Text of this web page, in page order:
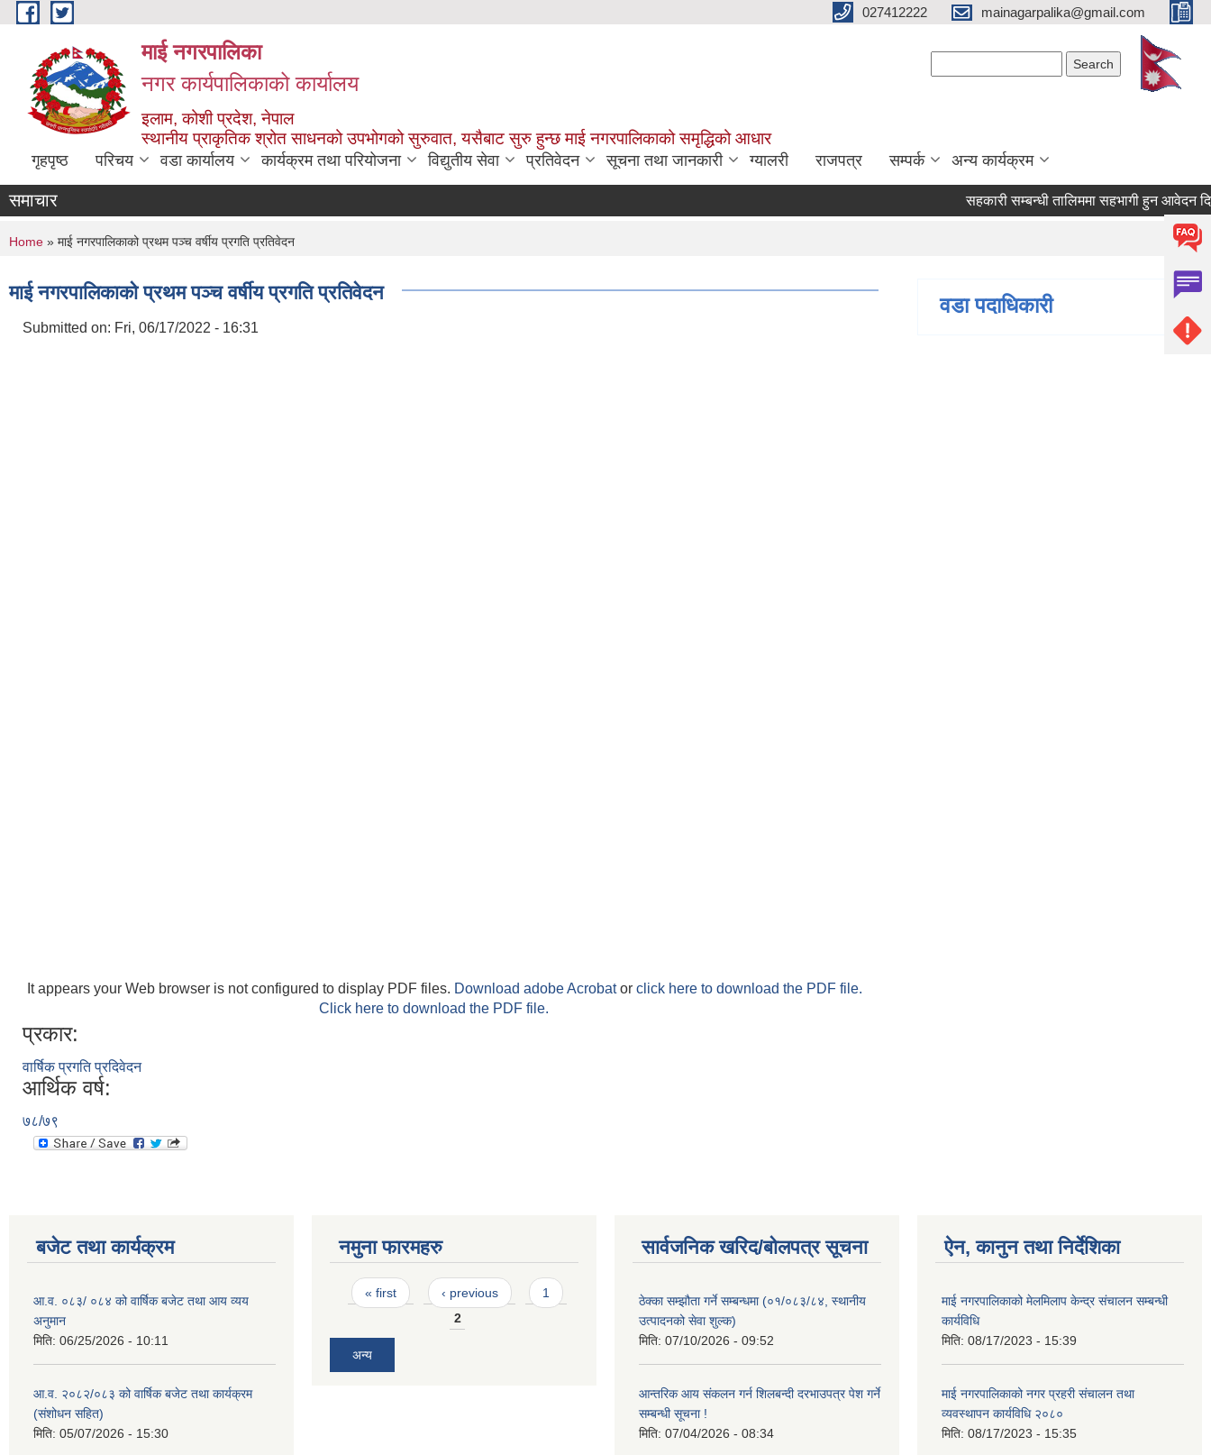
Skip to main content 027412222 mainagarpalika@gmail.com
माई नगरपालिका
नगर कार्यपालिकाको कार्यालय
इलाम, कोशी प्रदेश, नेपाल
स्थानीय प्राकृतिक श्रोत साधनको उपभोगको सुरुवात, यसैबाट सुरु हुन्छ माई नगरपालिकाको समृद्धिको आधार
गृहपृष्ठ परिचय वडा कार्यालय कार्यक्रम तथा परियोजना विद्युतीय सेवा प्रतिवेदन सूचना तथा जानकारी ग्यालरी राजपत्र सम्पर्क अन्य कार्यक्रम
समाचार सहकारी सम्बन्धी तालिममा सहभागी हुन आवेदन दिने
You are here
Home » माई नगरपालिकाको प्रथम पञ्च वर्षीय प्रगति प्रतिवेदन
माई नगरपालिकाको प्रथम पञ्च वर्षीय प्रगति प्रतिवेदन
Submitted on: Fri, 06/17/2022 - 16:31
It appears your Web browser is not configured to display PDF files. Download adobe Acrobator click here to download the PDF file.
Click here to download the PDF file.
प्रकार:
वार्षिक प्रगति प्रदिवेदन
आर्थिक वर्ष:
७८/७९
वडा पदाधिकारी
बजेट तथा कार्यक्रम
आ.व. ०८३/ ०८४ को वार्षिक बजेट तथा आय व्यय
अनुमान
मिति: 06/25/2026 - 10:11
आ.व. २०८२/०८३ को वार्षिक बजेट तथा कार्यक्रम
(संशोधन सहित)
मिति: 05/07/2026 - 15:30
नमुना फारमहरु
Pages
« first ‹ previous
1
2
अन्य
सार्वजनिक खरिद/बोलपत्र सूचना
ठेक्का सम्झौता गर्ने सम्बन्धमा (०१/०८३/८४, स्थानीय
उत्पादनको सेवा शुल्क)
मिति: 07/10/2026 - 09:52
आन्तरिक आय संकलन गर्न शिलबन्दी दरभाउपत्र पेश गर्ने
सम्बन्धी सूचना !
मिति: 07/04/2026 - 08:34
ऐन, कानुन तथा निर्देशिका
माई नगरपालिकाको मेलमिलाप केन्द्र संचालन सम्बन्धी
कार्यविधि
मिति: 08/17/2023 - 15:39
माई नगरपालिकाको नगर प्रहरी संचालन तथा
व्यवस्थापन कार्यविधि २०८०
मिति: 08/17/2023 - 15:35